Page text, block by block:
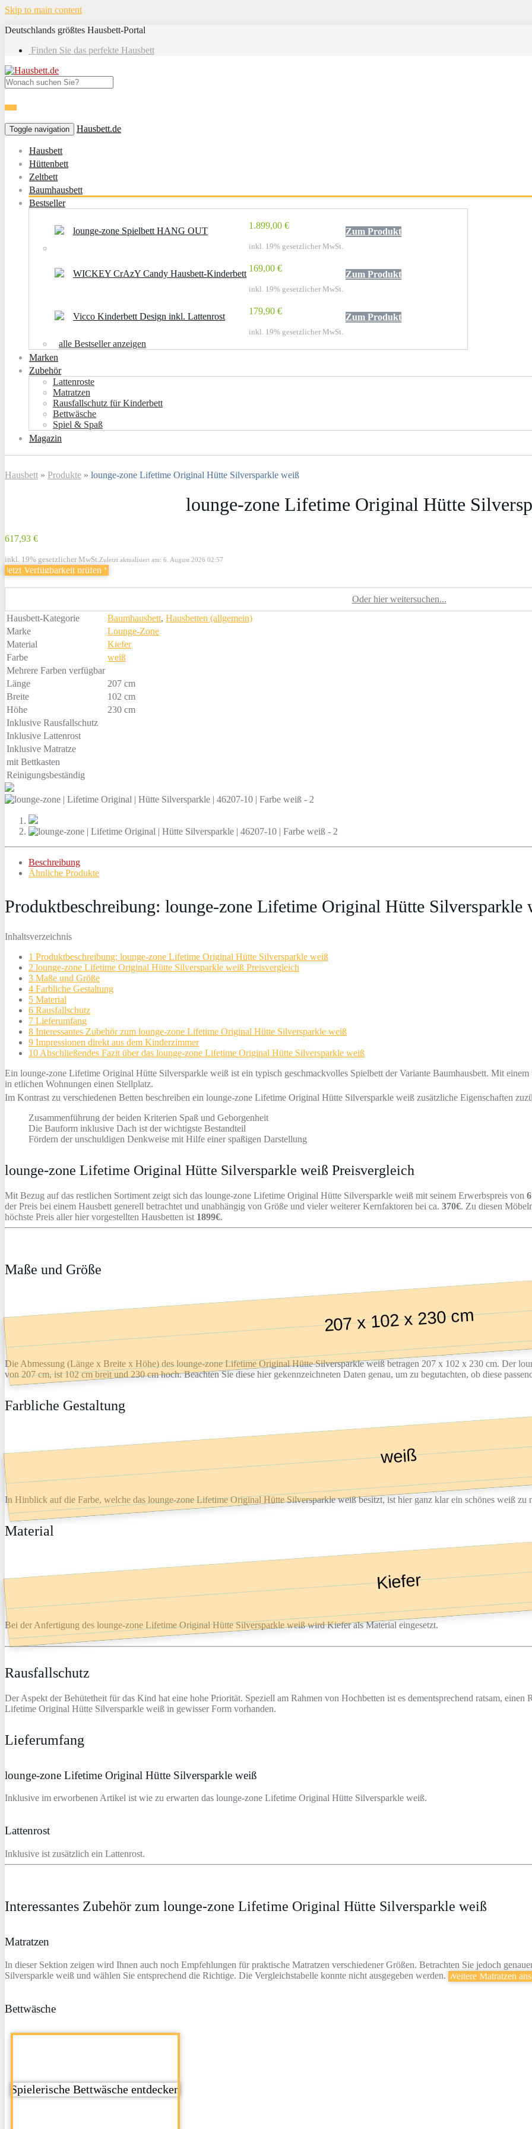
Skip to main content
Deutschlands größtes Hausbett-Portal
Finden Sie das perfekte Hausbett
Toggle navigation Hausbett.de
Hausbett
Hüttenbett
Zeltbett
Baumhausbett
Bestseller
lounge-zone Spielbett HANG OUT
1.899,00 €
inkl. 19% gesetzlicher MwSt.
Zum Produkt
WICKEY CrAzY Candy Hausbett-Kinderbett
169,00 €
inkl. 19% gesetzlicher MwSt.
Zum Produkt
Vicco Kinderbett Design inkl. Lattenrost
179,90 €
inkl. 19% gesetzlicher MwSt.
Zum Produkt
alle Bestseller anzeigen
Marken
Zubehör
Lattenroste
Matratzen
Rausfallschutz für Kinderbett
Bettwäsche
Spiel & Spaß
Magazin
Hausbett » Produkte » lounge-zone Lifetime Original Hütte Silversparkle weiß
lounge-zone Lifetime Original Hütte
617,93 €
inkl. 19% gesetzlicher MwSt. Zuletzt aktualisiert am: 6. August 2026 02:57
Jetzt Verfügbarkeit prüfen *
Oder hier weitersuchen...
Hausbett-Kategorie
Baumhausbett, Hausbetten (allgemein)
Marke
Lounge-Zone
Material
Kiefer
Farbe
weiß
Mehrere Farben verfügbar
Länge
207 cm
Breite
102 cm
Höhe
230 cm
Inklusive Rausfallschutz
Inklusive Lattenrost
Inklusive Matratze
mit Bettkasten
Reinigungsbeständig
Beschreibung
Ähnliche Produkte
Produktbeschreibung: lounge-zone Lifetime Original Hütte Silversparkle
Inhaltsverzeichnis
1 Produktbeschreibung: lounge-zone Lifetime Original Hütte Silversparkle weiß
2 lounge-zone Lifetime Original Hütte Silversparkle weiß Preisvergleich
3 Maße und Größe
4 Farbliche Gestaltung
5 Material
6 Rausfallschutz
7 Lieferumfang
8 Interessantes Zubehör zum lounge-zone Lifetime Original Hütte Silversparkle weiß
9 Impressionen direkt aus dem Kinderzimmer
10 Abschließendes Fazit über das lounge-zone Lifetime Original Hütte Silversparkle weiß
Ein lounge-zone Lifetime Original Hütte Silversparkle weiß ist ein typisch geschmackvolles Spielbett der Variante Baumhausbett. Mit
in etlichen Wohnungen einen Stellplatz.
Im Kontrast zu verschiedenen Betten beschreiben ein lounge-zone Lifetime Original Hütte Silversparkle weiß zusätzliche Eigenschaften
Zusammenführung der beiden Kriterien Spaß und Geborgenheit
Die Bauform inklusive Dach ist der wichtigste Bestandteil
Fördern der unschuldigen Denkweise mit Hilfe einer spaßigen Darstellung
lounge-zone Lifetime Original Hütte Silversparkle weiß Preisvergleich
Mit Bezug auf das restlichen Sortiment zeigt sich das lounge-zone Lifetime Original Hütte Silversparkle weiß mit seinem Erwerbspreis von
der Preis bei einem Hausbett generell betrachtet und unabhängig von Größe und vieler weiterer Kernfaktoren bei ca. 370€. Zu diesen
höchste Preis aller hier vorgestellten Hausbetten ist 1899€.
Maße und Größe
207 x 102 x 230 cm
Die Abmessung (Länge x Breite x Höhe) des lounge-zone Lifetime Original Hütte Silversparkle weiß betragen 207 x 102 x 230 cm. Der
von 207 cm, ist 102 cm breit und 230 cm hoch. Beachten Sie diese hier gekennzeichneten Daten genau, um zu begutachten, ob diese
Farbliche Gestaltung
weiß
In Hinblick auf die Farbe, welche das lounge-zone Lifetime Original Hütte Silversparkle weiß besitzt, ist hier ganz klar ein schönes weiß zu
Material
Kiefer
Bei der Anfertigung des lounge-zone Lifetime Original Hütte Silversparkle weiß wird Kiefer als Material eingesetzt.
Rausfallschutz
Der Aspekt der Behütetheit für das Kind hat eine hohe Priorität. Speziell am Rahmen von Hochbetten ist es dementsprechend ratsam,
Lifetime Original Hütte Silversparkle weiß in gewisser Form vorhanden.
Lieferumfang
lounge-zone Lifetime Original Hütte Silversparkle weiß
Inklusive im erworbenen Artikel ist wie zu erwarten das lounge-zone Lifetime Original Hütte Silversparkle weiß.
Lattenrost
Inklusive ist zusätzlich ein Lattenrost.
Interessantes Zubehör zum lounge-zone Lifetime Original Hütte Silversparkle weiß
Matratzen
In dieser Sektion zeigen wird Ihnen auch noch Empfehlungen für praktische Matratzen verschiedener Größen. Betrachten Sie jedoch
Silversparkle weiß und wählen Sie entsprechend die Richtige. Die Vergleichstabelle konnte nicht ausgegeben werden. Weitere Matratzen
Bettwäsche
Spielerische Bettwäsche entdecken